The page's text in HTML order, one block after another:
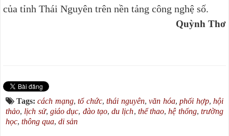
của tỉnh Thái Nguyên trên nền tảng công nghệ số.
Quỳnh Thơ
Tags:cách mạng,tổ chức,thái nguyên,văn hóa,phối hợp,hội
thảo, lịch sử, giáo dục, đào tạo,du lịch, thể thao,hệ thống,trường
học, thông qua, di sản